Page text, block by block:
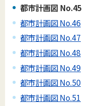
都市計画図 No.45
都市計画図 No.46
都市計画図 No.47
都市計画図 No.48
都市計画図 No.49
都市計画図 No.50
都市計画図 No.51